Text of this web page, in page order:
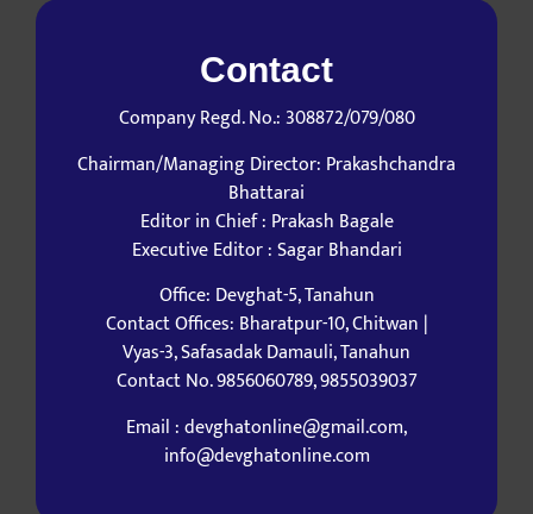
Contact
Company Regd. No.: 308872/079/080
Chairman/Managing Director: Prakashchandra
Bhattarai
Editor in Chief : Prakash Bagale
Executive Editor : Sagar Bhandari
Office: Devghat-5, Tanahun
Contact Offices: Bharatpur-10, Chitwan |
Vyas-3, Safasadak Damauli, Tanahun
Contact No. 9856060789, 9855039037
Email : devghatonline@gmail.com,
info@devghatonline.com